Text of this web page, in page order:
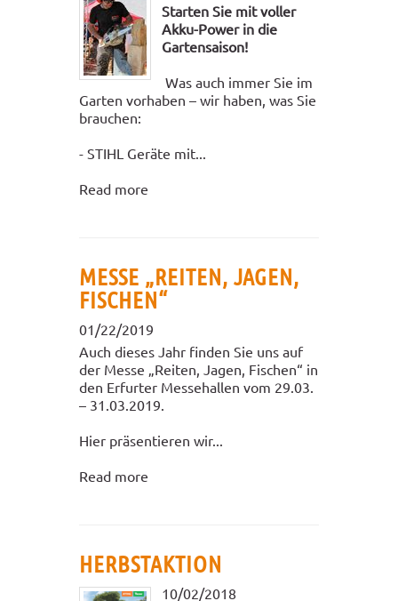
Starten Sie mit voller
Akku-Power in die
Gartensaison!
Was auch immer Sie im
Garten vorhaben – wir haben, was Sie
brauchen:
- STIHL Geräte mit...
Read more
MESSE „REITEN, JAGEN,
FISCHEN“
01/22/2019
Auch dieses Jahr finden Sie uns auf
der Messe „Reiten, Jagen, Fischen“ in
den Erfurter Messehallen vom 29.03.
– 31.03.2019.
Hier präsentieren wir...
Read more
HERBSTAKTION
10/02/2018